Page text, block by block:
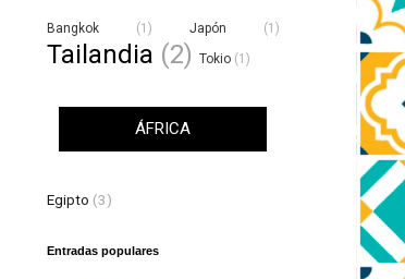
Bangkok (1) Japón (1)
Tailandia (2) Tokio (1)
ÁFRICA
Egipto (3)
Entradas populares